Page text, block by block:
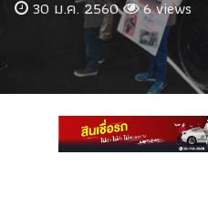
30 ม.ค. 2560 6 views